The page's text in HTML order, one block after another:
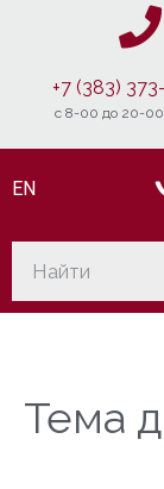
+7 (383)
c 8-00 до 20-00
EN
Тема